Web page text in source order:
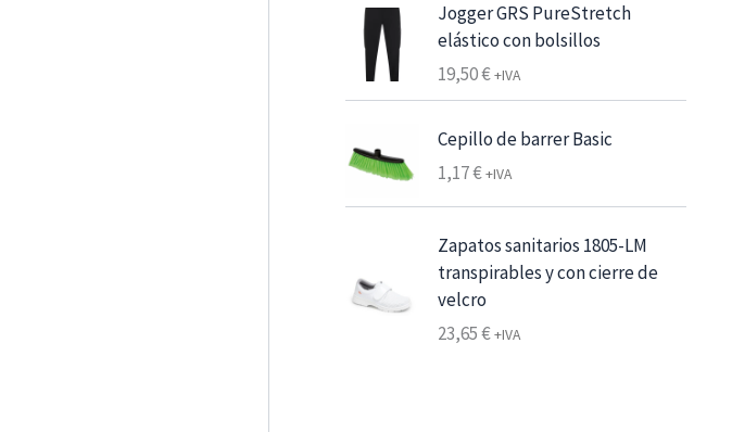
d
e
,
5
€
,
5
Jogger GRS PureStretch
elástico con bolsillos
19,50€+IVA
Cepillo de barrer Basic
1,17€+IVA
Zapatos sanitarios 1805-LM
transpirables y con cierre de
velcro
23,65€+IVA